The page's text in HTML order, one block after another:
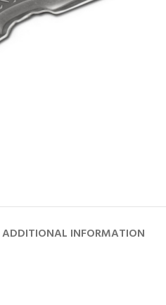
ADDITIONAL INFORMATION